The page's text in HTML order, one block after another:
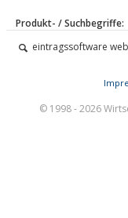
Produkt- / Suchbegriffe:
eintragssoftware
© 1998 - 2026